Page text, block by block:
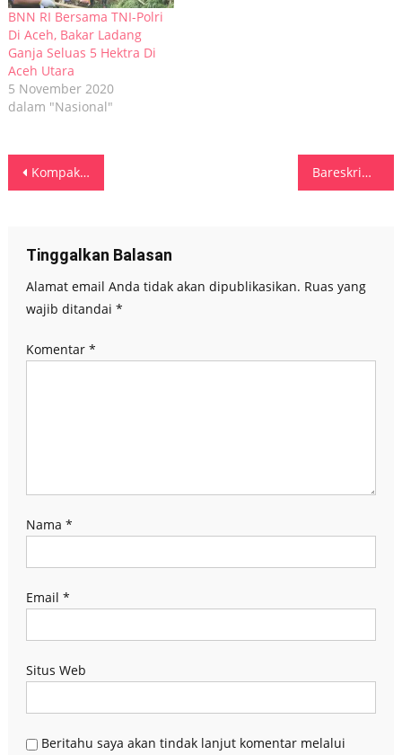
BNN RI Bersama TNI-Polri
Di Aceh, Bakar Ladang
Ganja Seluas 5 Hektra Di
Aceh Utara
5 November 2020
dalam "Nasional"
Navigasi
Kompak Dan Harmonis Kapolda Dan Waka Polda Maluku, Bersama Gotong Royong Bersihkan TPU Muslim Dan Nasrani Di Kota Ambon Bareskrim Polri Berhasil Amankan Pengunggah Foto Wapres RI, Disandingkan Dengan Bintang Video Panas Asal Jepang Kakek Sugiono
Tinggalkan Balasan
Alamat email Anda tidak akan dipublikasikan. Ruas yang
wajib ditandai *
Komentar *
Nama *
Email *
Situs Web
Beritahu saya akan tindak lanjut komentar melalui